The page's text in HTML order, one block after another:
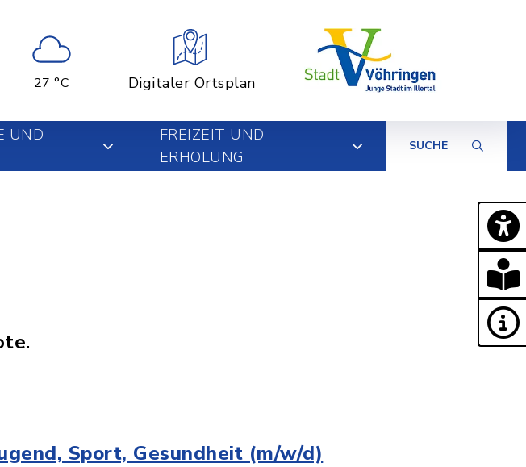
27 °C Digitaler Ortsplan
UND
FREIZEIT UND
ERHOLUNG
SUCHE
Sport, Gesundheit (m/w/d)